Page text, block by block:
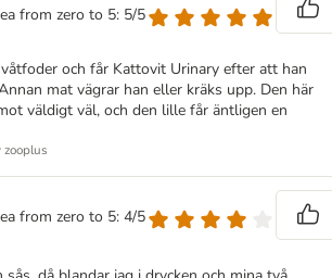
from zero to 5: 5/5
och får Kattovit Urinary efter att han
mat vägrar han eller kräks upp. Den här
väldigt väl, och den lille får äntligen en
from zero to 5: 4/5